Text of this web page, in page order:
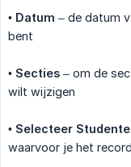
• Datum – de datum
bent
• Secties – om de
wilt wijzigen
• Selecteer
waarvoor je het